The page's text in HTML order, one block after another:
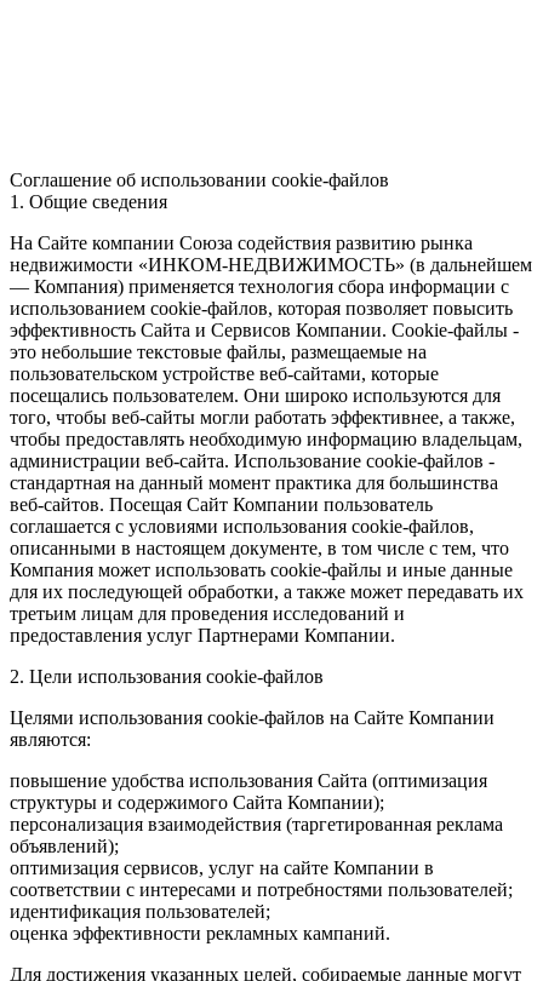
Соглашение об использовании cookie-файлов
1. Общие сведения
На Сайте компании Союза содействия развитию рынка
недвижимости «ИНКОМ-НЕДВИЖИМОСТЬ» (в дальнейшем
— Компания) применяется технология сбора информации с
использованием cookie-файлов, которая позволяет повысить
эффективность Сайта и Сервисов Компании. Сookie-файлы -
это небольшие текстовые файлы, размещаемые на
пользовательском устройстве веб-сайтами, которые
посещались пользователем. Они широко используются для
того, чтобы веб-сайты могли работать эффективнее, а также,
чтобы предоставлять необходимую информацию владельцам,
администрации веб-сайта. Использование cookie-файлов -
стандартная на данный момент практика для большинства
веб-сайтов. Посещая Сайт Компании пользователь
соглашается с условиями использования cookie-файлов,
описанными в настоящем документе, в том числе с тем, что
Компания может использовать cookie-файлы и иные данные
для их последующей обработки, а также может передавать их
третьим лицам для проведения исследований и
предоставления услуг Партнерами Компании.
2. Цели использования cookie-файлов
Целями использования cookie-файлов на Сайте Компании
являются:
повышение удобства использования Сайта (оптимизация
структуры и содержимого Сайта Компании);
персонализация взаимодействия (таргетированная реклама
объявлений);
оптимизация сервисов, услуг на сайте Компании в
соответствии с интересами и потребностями пользователей;
идентификация пользователей;
оценка эффективности рекламных кампаний.
Для достижения указанных целей, собираемые данные могут